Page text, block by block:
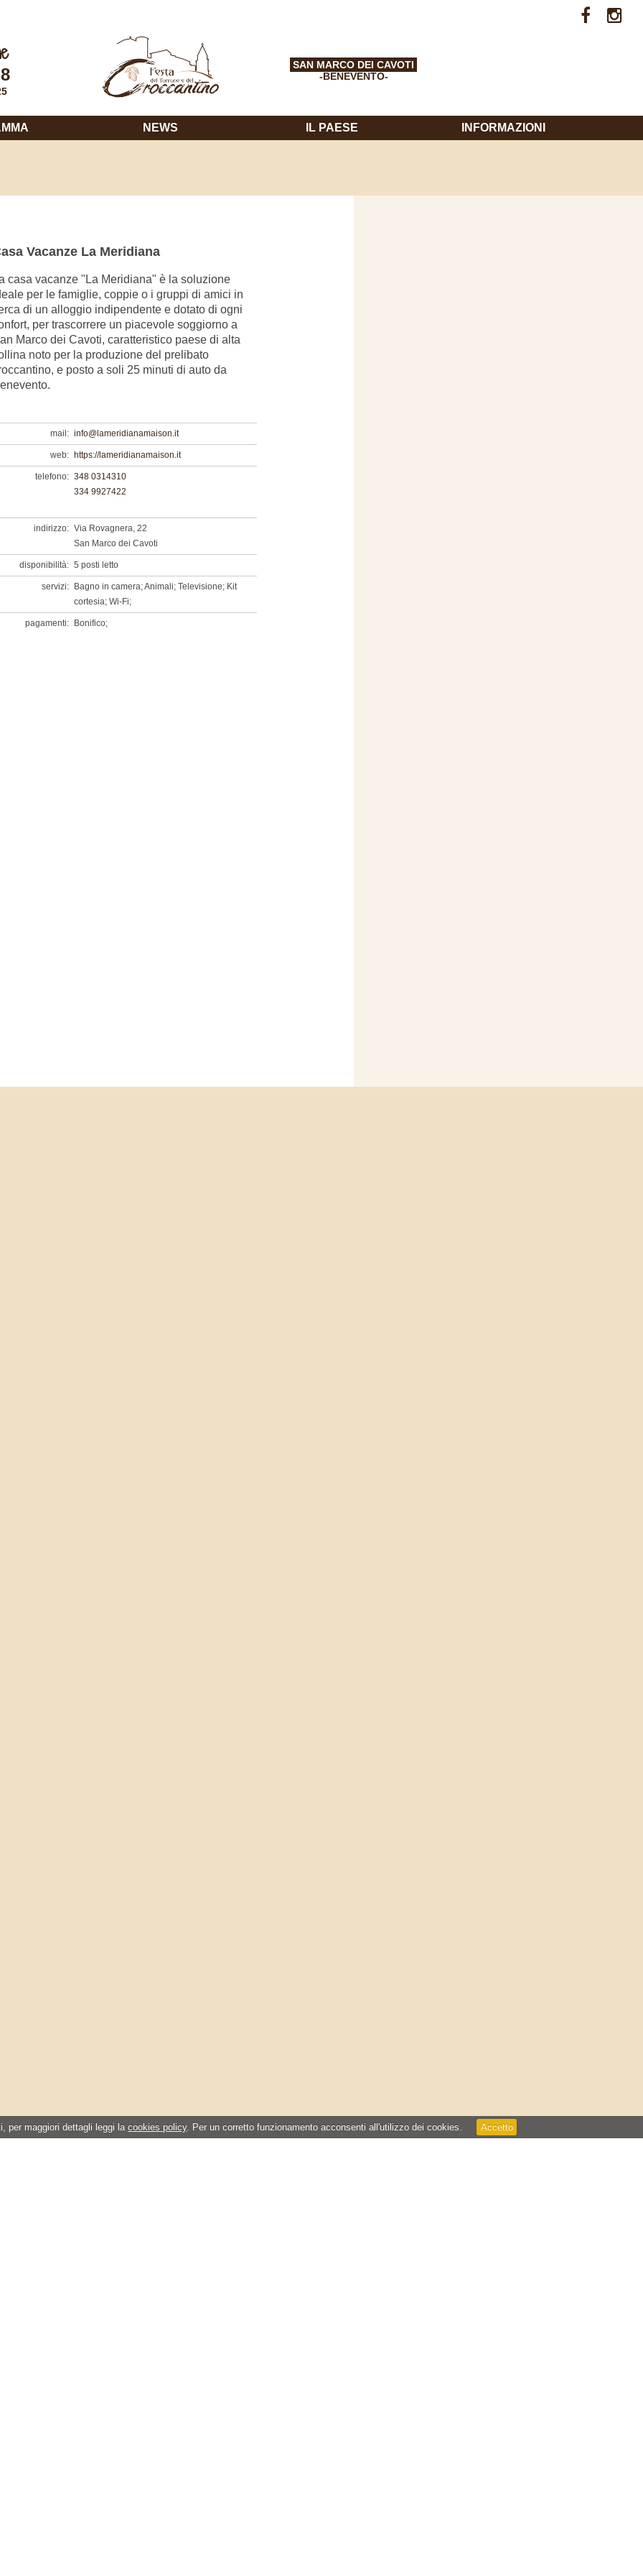
per maggiori dettagli leggi lacookies policy. Per un corretto funzionamento acconsenti all'utilizzo dei cookies. Accetto
SAN MARCO DEI CAVOTI
-BENEVENTO-
NEWS IL PAESE INFORMAZIONI
Vacanze La Meridiana
casa vacanze "La Meridiana" è la soluzione
per le famiglie, coppie o i gruppi di amici in
di un alloggio indipendente e dotato di ogni
per trascorrere un piacevole soggiorno a
Marco dei Cavoti, caratteristico paese di alta
noto per la produzione del prelibato
e posto a soli 25 minuti di auto da
mail: info@lameridianamaison.it
web: https://lameridianamaison.it
telefono: 348 0314310
334 9927422
indirizzo: Via Rovagnera, 22
San Marco dei Cavoti
disponibilità: 5 posti letto
servizi:
Bagno in camera; Animali; Televisione; Kit
cortesia; Wi-Fi;
pagamenti: Bonifico;